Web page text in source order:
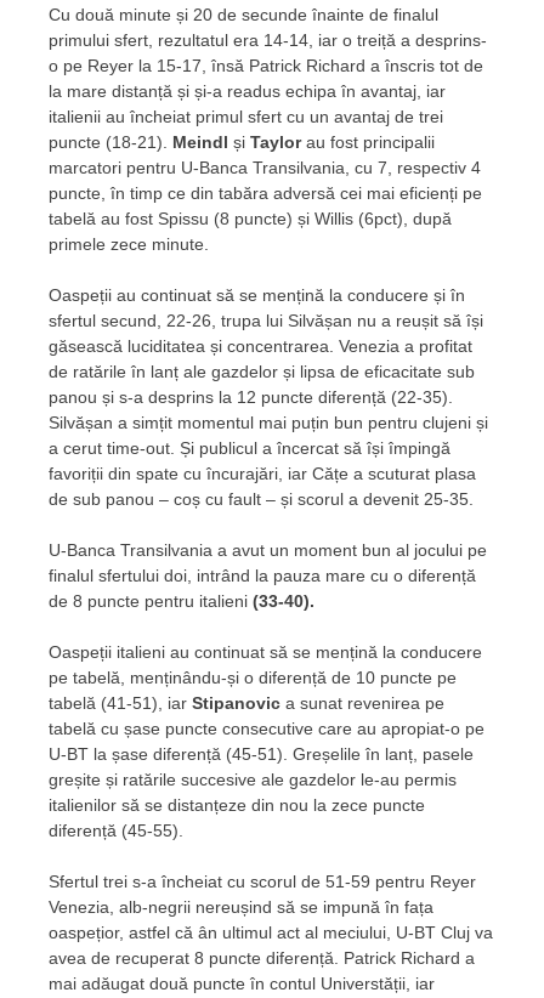
Cu două minute și 20 de secunde înainte de finalul
primului sfert, rezultatul era 14-14, iar o treiță a desprins-
o pe Reyer la 15-17, însă Patrick Richard a înscris tot de
la mare distanță și și-a readus echipa în avantaj, iar
italienii au încheiat primul sfert cu un avantaj de trei
puncte (18-21). Meindl și Taylorau fost principalii
marcatori pentru U-Banca Transilvania, cu 7, respectiv 4
puncte, în timp ce din tabăra adversă cei mai eficienți pe
tabelă au fost Spissu (8 puncte) și Willis (6pct), după
primele zece minute.
Oaspeții au continuat să se mențină la conducere și în
sfertul secund, 22-26, trupa lui Silvășan nu a reușit să își
găsească luciditatea și concentrarea. Venezia a profitat
de ratările în lanț ale gazdelor și lipsa de eficacitate sub
panou și s-a desprins la 12 puncte diferență (22-35).
Silvășan a simțit momentul mai puțin bun pentru clujeni și
a cerut time-out. Și publicul a încercat să își împingă
favoriții din spate cu încurajări, iar Cățe a scuturat plasa
de sub panou – coș cu fault – și scorul a devenit 25-35.
U-Banca Transilvania a avut un moment bun al jocului pe
finalul sfertului doi, intrând la pauza mare cu o diferență
de 8 puncte pentru italieni (33-40).
Oaspeții italieni au continuat să se mențină la conducere
pe tabelă, menținându-și o diferență de 10 puncte pe
tabelă (41-51), iar Stipanovic a sunat revenirea pe
tabelă cu șase puncte consecutive care au apropiat-o pe
U-BT la șase diferență (45-51). Greșelile în lanț, pasele
greșite și ratările succesive ale gazdelor le-au permis
italienilor să se distanțeze din nou la zece puncte
diferență (45-55).
Sfertul trei s-a încheiat cu scorul de 51-59 pentru Reyer
Venezia, alb-negrii nereușind să se impună în fața
oaspețior, astfel că ân ultimul act al meciului, U-BT Cluj va
avea de recuperat 8 puncte diferență. Patrick Richard a
mai adăugat două puncte în contul Universtății, iar